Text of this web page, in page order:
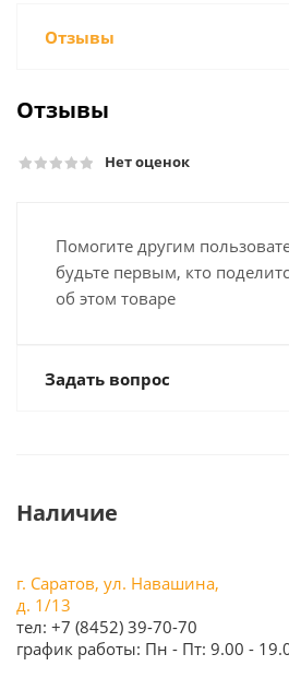
Отзывы
Отзывы
Нет оценок
Помогите другим
будьте первым, кто
об этом товаре
Задать вопрос
Наличие
г. Саратов, ул. Навашина,
д. 1/13
тел: +7 (8452) 39-70-70
график работы: Пн - Пт: 9.00 -